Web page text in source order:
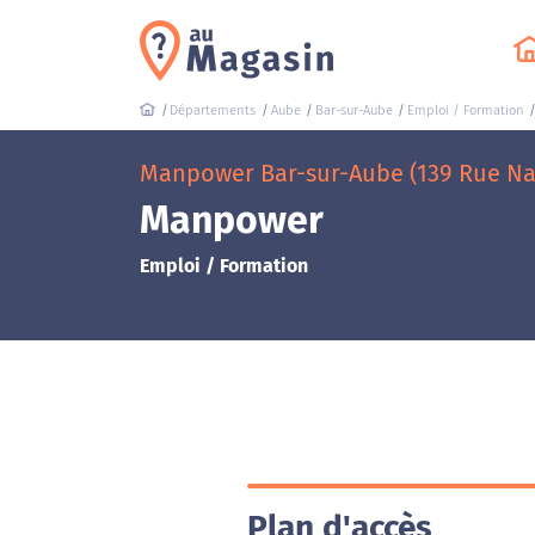
Départements Aube Bar-sur-Aube Emploi / Formation
Manpower Bar-sur-Aube (139 Rue
Manpower
Emploi / Formation